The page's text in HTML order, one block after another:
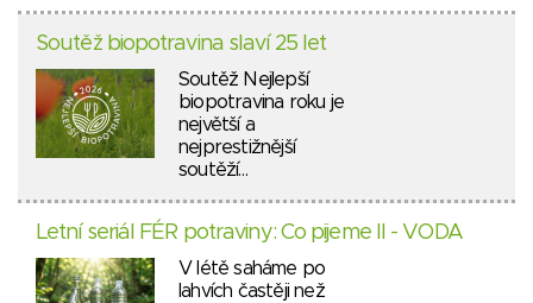
Soutěž biopotravina slaví 25 let
Soutěž Nejlepší
biopotravina roku je
největší a
nejprestižnější
soutěží…
Letní seriál FÉR potraviny: Co pijeme II - VODA
V létě saháme po
lahvích častěji než